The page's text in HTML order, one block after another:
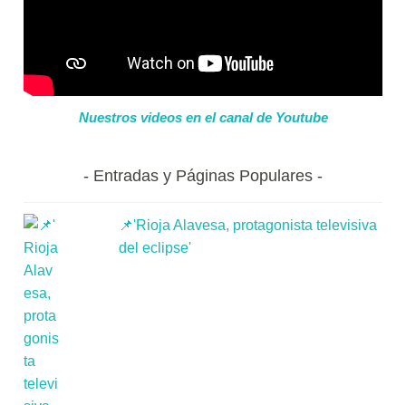
Nuestros videos en el canal de Youtube
Entradas y Páginas Populares
📌'Rioja Alavesa, protagonista televisiva
del eclipse'